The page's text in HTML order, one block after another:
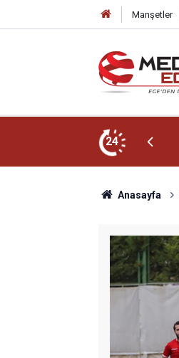
Manşetler
24
Anasayfa